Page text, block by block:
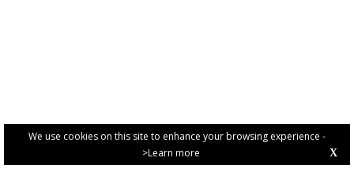
We use cookies on this site to enhance your browsing experience -
>Learn more
X